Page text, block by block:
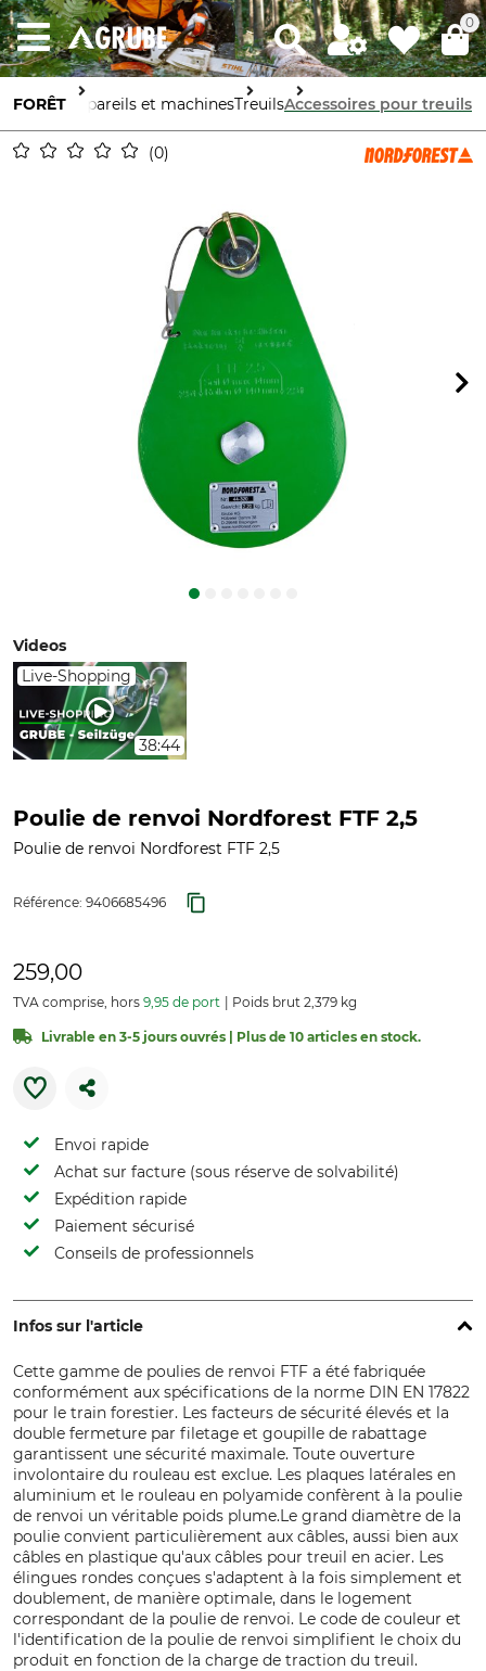
0
FORÊT Appareils et machinesTreuilsAccessoires pour treuils
0
Videos
Live-Shopping
38:44
Poulie de renvoi Nordforest FTF 2,5
Poulie de renvoi Nordforest FTF 2,5
Référence: 9406685496
259,00
TVA comprise, hors 9,95 de port Poids brut 2,379 kg
Livrable en 3-5 jours ouvrés | Plus de 10 articles en stock.
Envoi rapide
Achat sur facture (sous réserve de solvabilité)
Expédition rapide
Paiement sécurisé
Conseils de professionnels
Infos sur l'article
Cette gamme de poulies de renvoi FTF a été fabriquée
conformément aux spécifications de la norme DIN EN 17822
pour le train forestier. Les facteurs de sécurité élevés et la
double fermeture par filetage et goupille de rabattage
garantissent une sécurité maximale. Toute ouverture
involontaire du rouleau est exclue. Les plaques latérales en
aluminium et le rouleau en polyamide confèrent à la poulie
de renvoi un véritable poids plume.Le grand diamètre de la
poulie convient particulièrement aux câbles, aussi bien aux
câbles en plastique qu'aux câbles pour treuil en acier. Les
élingues rondes conçues s'adaptent à la fois simplement et
doublement, de manière optimale, dans le logement
correspondant de la poulie de renvoi. Le code de couleur et
l'identification de la poulie de renvoi simplifient le choix du
produit en fonction de la charge de traction du treuil.